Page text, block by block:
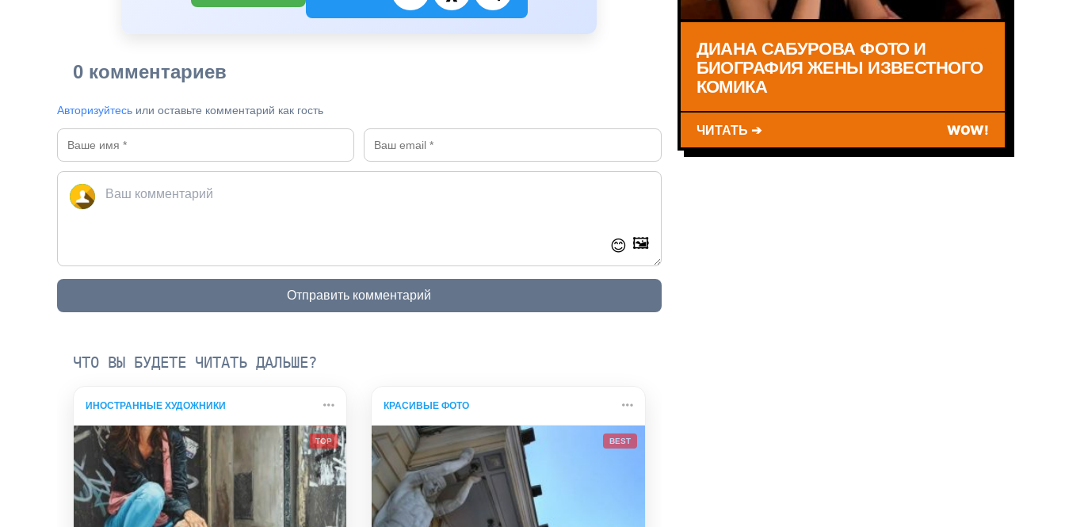
0 комментариев
Авторизуйтесь или оставьте комментарий как гость
😊 🖼️
Отправить комментарий
ЧТО ВЫ БУДЕТЕ ЧИТАТЬ ДАЛЬШЕ?
ИНОСТРАННЫЕ ХУДОЖНИКИ
TOP
КРАСИВЫЕ ФОТО
BEST
ДИАНА САБУРОВА ФОТО И
БИОГРАФИЯ ЖЕНЫ ИЗВЕСТНОГО
КОМИКА
ЧИТАТЬ ➔ WOW!